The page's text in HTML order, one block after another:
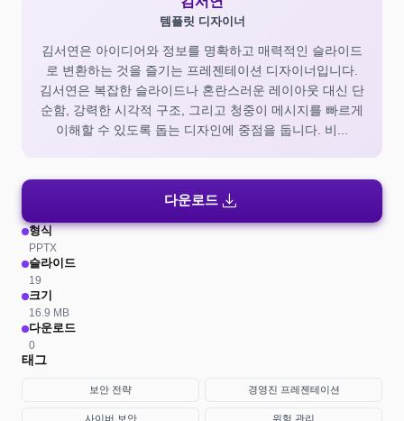
템플릿 디자이너
김서연은 아이디어와 정보를 명확하고 매력적인 슬라이드
로 변환하는 것을 즐기는 프레젠테이션 디자이너입니다.
김서연은 복잡한 슬라이드나 혼란스러운 레이아웃 대신 단
순함, 강력한 시각적 구조, 그리고 청중이 메시지를 빠르게
이해할 수 있도록 돕는 디자인에 중점을 둡니다. 비...
다운로드 download
형식
PPTX
슬라이드
19
크기
16.9 MB
다운로드
0
태그
보안 전략 경영진 프레젠테이션
사이버 보안 위험 관리